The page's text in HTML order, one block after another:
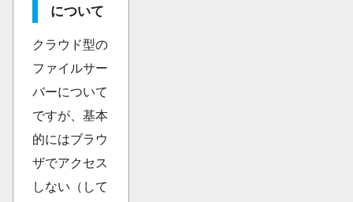
について
クラウド型の
ファイルサー
バーについて
ですが、基本
的にはブラウ
ザでアクセス
しない（して